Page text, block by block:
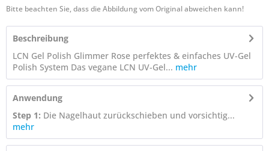
Bitte beachten Sie, dass die Abbildung vom Original abweichen kann!
Beschreibung
LCN Gel Polish Glimmer Rose perfektes & einfaches UV-Gel
Polish System Das vegane LCN UV-Gel... mehr
Anwendung
Step 1: Die Nagelhaut zurückschieben und vorsichtig...
mehr